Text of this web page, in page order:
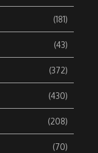
(181)
(43)
(372)
(430)
(208)
(70)